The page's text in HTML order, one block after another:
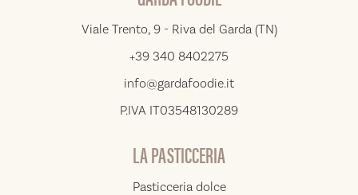
Viale Trento, 9 - Riva del Garda (TN)
+39 340 8402275
info@gardafoodie.it
P.IVA IT03548130289
LA PASTICCERIA
Pasticceria dolce